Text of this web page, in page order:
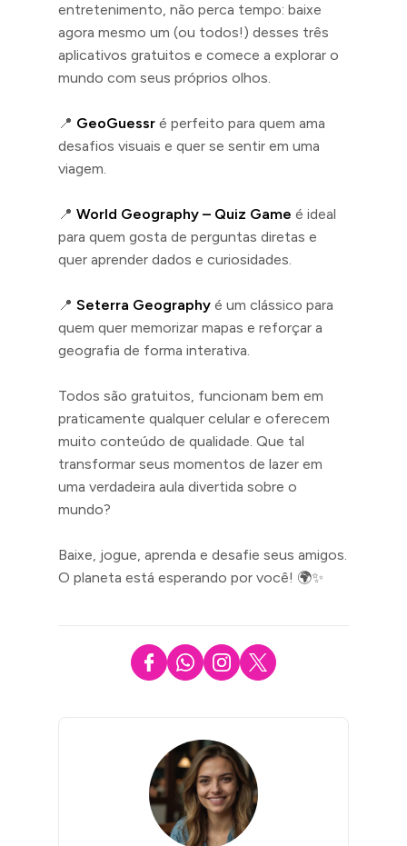
entretenimento, não perca tempo: baixe
agora mesmo um (ou todos!) desses três
aplicativos gratuitos e comece a explorar o
mundo com seus próprios olhos.
📍 GeoGuessr é perfeito para quem ama
desafios visuais e quer se sentir em uma
viagem.
📍 World Geography – Quiz Game é ideal
para quem gosta de perguntas diretas e
quer aprender dados e curiosidades.
📍 Seterra Geography é um clássico para
quem quer memorizar mapas e reforçar a
geografia de forma interativa.
Todos são gratuitos, funcionam bem em
praticamente qualquer celular e oferecem
muito conteúdo de qualidade. Que tal
transformar seus momentos de lazer em
uma verdadeira aula divertida sobre o
mundo?
Baixe, jogue, aprenda e desafie seus amigos.
O planeta está esperando por você! 🌍✨